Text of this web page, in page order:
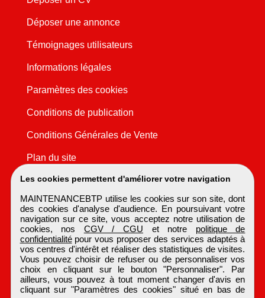
Les cookies permettent d'améliorer votre navigation
MAINTENANCEBTP utilise les cookies sur son site, dont
des cookies d'analyse d'audience. En poursuivant votre
navigation sur ce site, vous acceptez notre utilisation de
cookies, nos CGV / CGU et notre politique de
confidentialitépour vous proposer des services adaptés à
vos centres d'intérêt et réaliser des statistiques de visites.
Vous pouvez choisir de refuser ou de personnaliser vos
choix en cliquant sur le bouton "Personnaliser". Par
ailleurs, vous pouvez à tout moment changer d'avis en
cliquant sur "Paramètres des cookies" situé en bas de
Déposer une annonce
Témoignages utilisateurs
Informations légales
Paramètres des cookies
Conditions de publication
Conditions Générales de Vente
Plan du site